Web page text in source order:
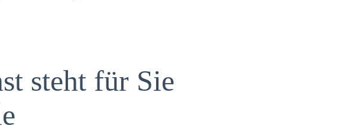
steht für Sie